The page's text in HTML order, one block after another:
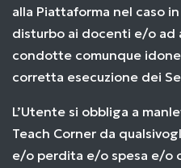
alla Piattaforma nel caso
disturbo ai docenti e/o
condotte comunque
corretta esecuzione dei
L’Utente si obbliga a
Teach Corner da
e/o perdita e/o spesa e/o